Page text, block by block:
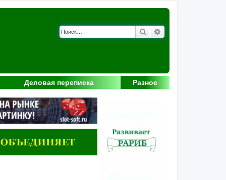
Поиск
Деловая переписка Разное